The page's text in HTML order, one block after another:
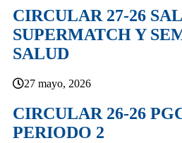
CIRCULAR 27-26
SUPERMATCH Y
SALUD
27 mayo, 2026
CIRCULAR 26-26
PERIODO 2